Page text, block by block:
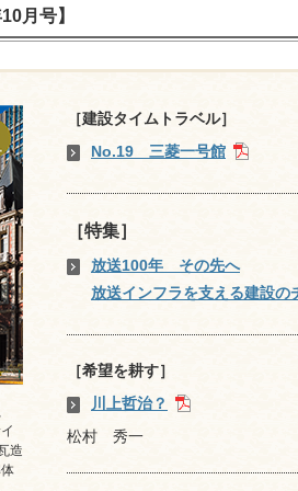
月号】
造
［建設タイムトラベル］
No.19 三菱一号館
［特集］
放送100年 その先へ
放送インフラを支える建設の
［希望を耕す］
川上哲治？
松村 秀一